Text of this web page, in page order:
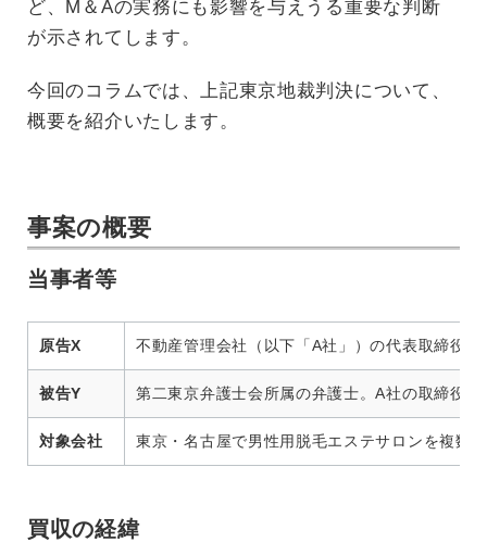
ど、M＆Aの実務にも影響を与えうる重要な判断
が示されてします。
今回のコラムでは、上記東京地裁判決について、
概要を紹介いたします。
事案の概要
当事者等
原告X 不動産管理会社（以下「A社」）の代表取締役
被告Y 第二東京弁護士会所属の弁護士。A社の取締役
対象会社 東京・名古屋で男性用脱毛エステサロンを複数
買収の経緯